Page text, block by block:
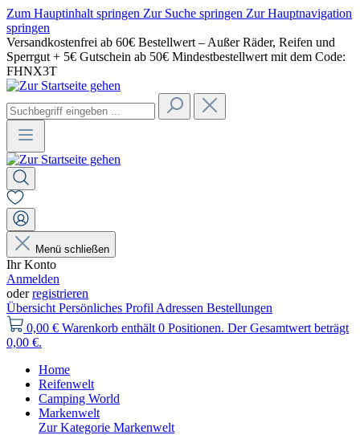
Zum Hauptinhalt springen Zur Suche springen Zur Hauptnavigation
springen
Versandkostenfrei ab 60€ Bestellwert – Außer Räder, Reifen und
Sperrgut + 5€ Gutschein ab 50€ Mindestbestellwert mit dem Code:
FHNX3T
Menü schließen
Ihr Konto
Anmelden
oderregistrieren
Übersicht Persönliches Profil Adressen Bestellungen
0,00 € Warenkorb enthält 0 Positionen. Der Gesamtwert beträgt
0,00 €.
Home
Reifenwelt
Camping World
Markenwelt
Zur Kategorie Markenwelt